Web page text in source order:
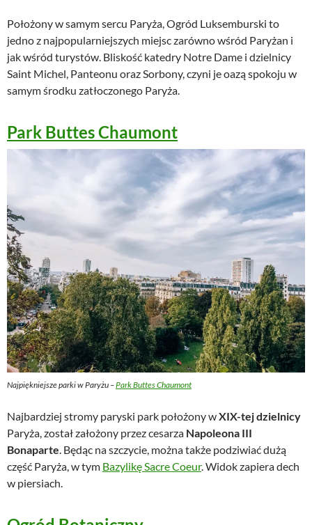
Położony w samym sercu Paryża, Ogród Luksemburski to
jedno z najpopularniejszych miejsc zarówno wśród Paryżan i
jak wśród turystów. Bliskość katedry Notre Dame i dzielnicy
Saint Michel, Panteonu oraz Sorbony, czyni je oazą spokoju w
samym środku zatłoczonego Paryża.
Park Buttes Chaumont
Najpiękniejsze parki w Paryżu –Park Buttes Chaumont
Najbardziej stromy paryski park położony wXIX-tej dzielnicy
Paryża, został założony przez cesarza Napoleona III
Bonaparte . Będąc na szczycie, można także podziwiać dużą
część Paryża, w tym Bazylikę Sacre Coeur. Widok zapiera dech
w piersiach.